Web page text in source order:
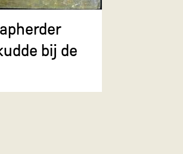
bij de